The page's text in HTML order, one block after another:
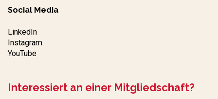
Social Media
LinkedIn
Instagram
YouTube
Interessiert an einer Mitgliedschaft?